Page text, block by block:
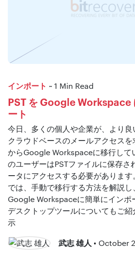
インポート ~ 1 Min Read
PST を Google Workspace
ート
今日、多くの個人や企業が、より
クラウドベースのメールアクセス
からGoogle Workspaceに移行して
のユーザーはPSTファイルに保存さ
ータにアクセスする必要がありま
では、手動で移行する方法を解説し
Google Workspaceに簡単にインポ
デスクトップツールについてもご
示
武志 雄人 • October